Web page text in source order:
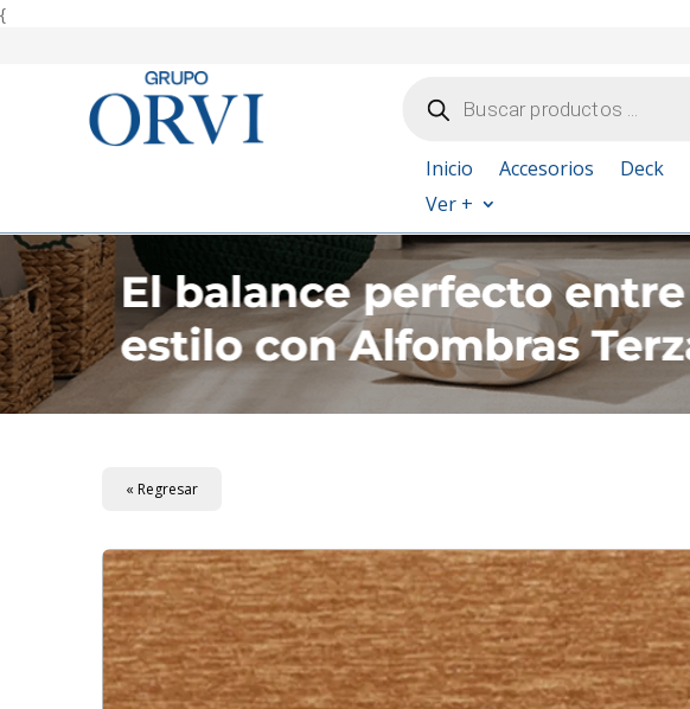
{
productos
Inicio Accesorios Deck
Ver +
« Regresar